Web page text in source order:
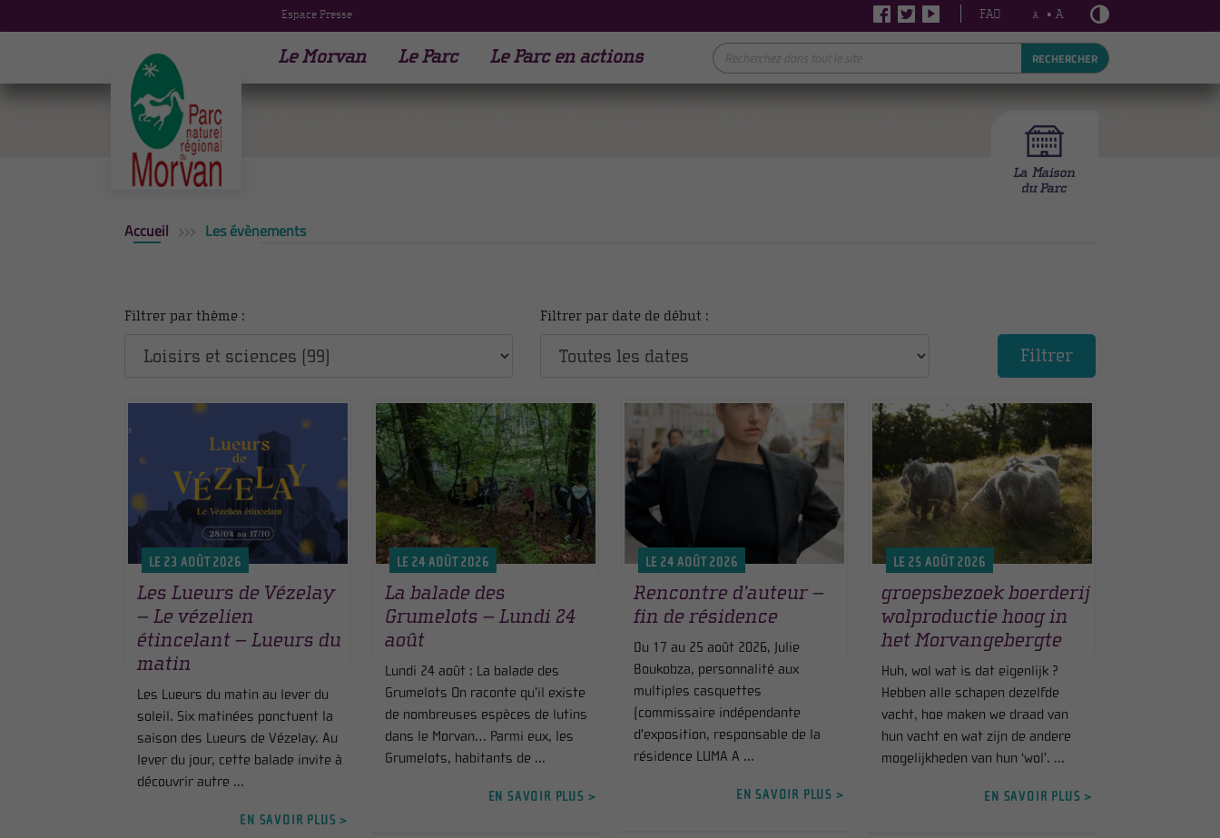
Espace Presse FAQ A • A
Le Morvan Le Parc Le Parc en actions RECHERCHER
Accueil Les évènements
Filtrer par thème : Filtrer par date de début :
Filtrer
LE 23 AOÛT 2026
Les Lueurs de Vézelay
– Le vézelien
étincelant – Lueurs du
matin
Les Lueurs du matin au lever du
soleil. Six matinées ponctuent la
saison des Lueurs de Vézelay. Au
lever du jour, cette balade invite à
découvrir autre ...
EN SAVOIR PLUS >
LE 24 AOÛT 2026
La balade des
Grumelots – Lundi 24
août
Lundi 24 août : La balade des
Grumelots On raconte qu’il existe
de nombreuses espèces de lutins
dans le Morvan… Parmi eux, les
Grumelots, habitants de ...
EN SAVOIR PLUS >
LE 24 AOÛT 2026
Rencontre d’auteur –
fin de résidence
Du 17 au 25 août 2026, Julie
Boukobza, personnalité aux
multiples casquettes
(commissaire indépendante
d'exposition, responsable de la
résidence LUMA A ...
EN SAVOIR PLUS >
LE 25 AOÛT 2026
groepsbezoek boerderij
wolproductie hoog in
het Morvangebergte
Huh, wol wat is dat eigenlijk ?
Hebben alle schapen dezelfde
vacht, hoe maken we draad van
hun vacht en wat zijn de andere
mogelijkheden van hun ‘wol’. ...
EN SAVOIR PLUS >